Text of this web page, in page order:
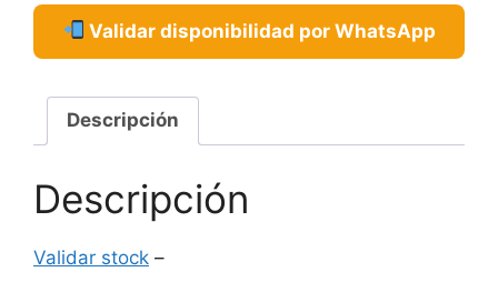
Validar disponibilidad por WhatsApp
Descripción
Descripción
Validar stock –